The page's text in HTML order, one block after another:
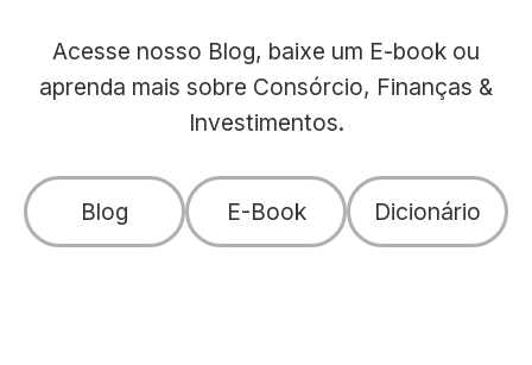
Acesse nosso Blog, baixe um E-book ou
aprenda mais sobre Consórcio, Finanças &
Investimentos.
Blog E-Book Dicionário